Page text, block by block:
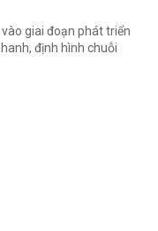
giai đoạn phát triển
định hình chuỗi